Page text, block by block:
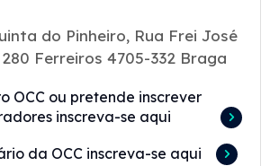
do Pinheiro, Rua Frei José
280 Ferreiros 4705-332 Braga
OCC ou pretende inscrever
inscreva-se aqui
da OCC inscreva-se aqui